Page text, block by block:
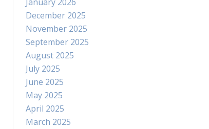
December 2025
November 2025
September 2025
August 2025
July 2025
June 2025
May 2025
April 2025
March 2025